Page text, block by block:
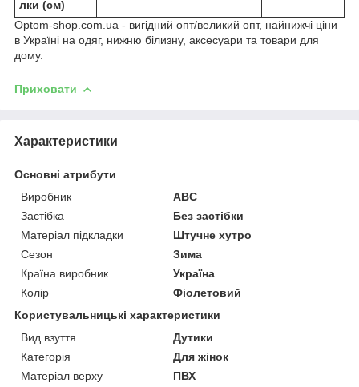
лки (см)
Optom-shop.com.ua - вигідний опт/великий опт, найнижчі ціни
в Україні на одяг, нижню білизну, аксесуари та товари для
дому.
Приховати
Характеристики
Основні атрибути
Виробник
ABC
Застібка
Без застібки
Матеріал підкладки
Штучне хутро
Сезон
Зима
Країна виробник
Україна
Колір
Фіолетовий
Користувальницькі характеристики
Вид взуття
Дутики
Категорія
Для жінок
Матеріал верху
ПВХ